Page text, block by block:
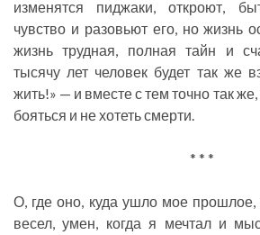
изменятся пиджаки, откроют,
чувство и разовьют его, но жизнь
жизнь трудная, полная тайн и
тысячу лет человек будет так же
жить!» — и вместе с тем точно так же,
бояться и не хотеть смерти.
* * *
О, где оно, куда ушло мое
весел, умен, когда я мечтал и